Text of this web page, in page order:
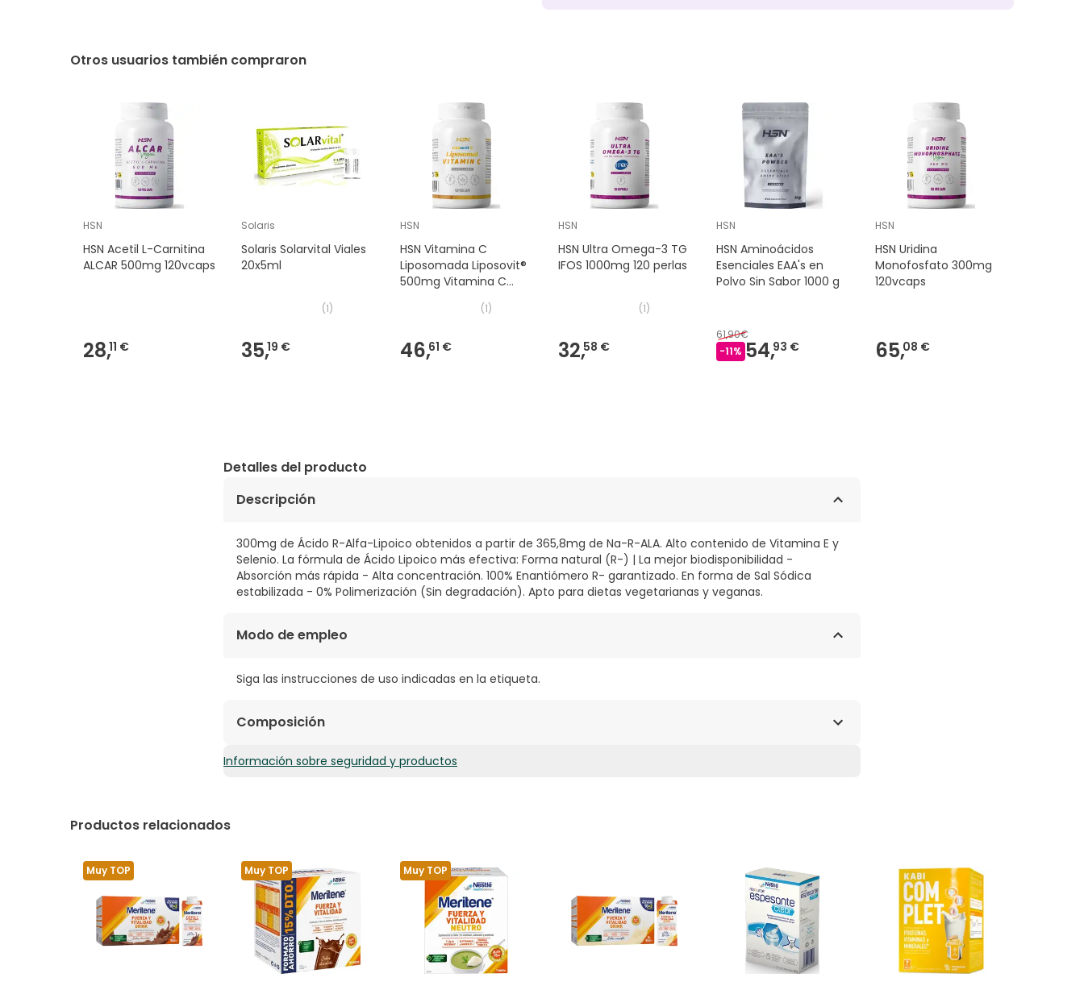
Otros usuarios también compraron
HSN
HSN Acetil L-Carnitina
ALCAR 500mg 120vcaps
28,11 €
Solaris
Solaris Solarvital Viales
20x5ml
(1)
35,19 €
HSN
HSN Vitamina C
Liposomada Liposovit®
500mg Vitamina C
(1)
46,61 €
HSN
HSN Ultra Omega-3 TG
IFOS 1000mg 120 perlas
(1)
32,58 €
HSN
HSN Aminoácidos
Esenciales EAA's en
Polvo Sin Sabor 1000 g
61,90€
-11% 54,93 €
HSN
HSN Uridina
Monofosfato 300mg
120vcaps
65,08 €
Detalles del producto
Descripción
300mg de Ácido R-Alfa-Lipoico obtenidos a partir de 365,8mg de Na-R-ALA. Alto contenido de Vitamina E y
Selenio. La fórmula de Ácido Lipoico más efectiva: Forma natural (R-) | La mejor biodisponibilidad -
Absorción más rápida - Alta concentración. 100% Enantiómero R- garantizado. En forma de Sal Sódica
estabilizada - 0% Polimerización (Sin degradación). Apto para dietas vegetarianas y veganas.
Modo de empleo
Siga las instrucciones de uso indicadas en la etiqueta.
Composición
Sal sódica de ácido R-alfa lipoico, cápsula vegetal [agente de recubrimiento (hidroxipropilmetilcelulosa)],
Información sobre seguridad y productos
Productos relacionados
Muy TOP Muy TOP Muy TOP